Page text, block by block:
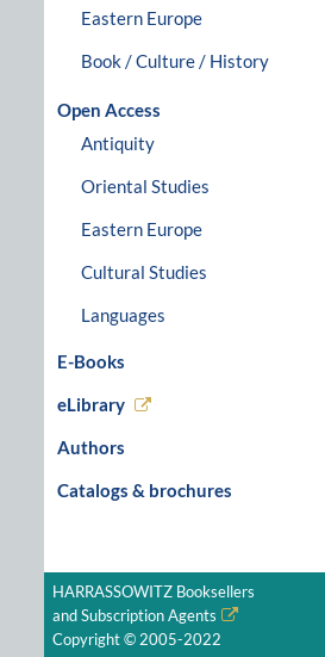
Eastern Europe
Book / Culture / History
Open Access
Antiquity
Oriental Studies
Eastern Europe
Cultural Studies
Languages
E-Books
eLibrary
Authors
Catalogs & brochures
HARRASSOWITZ Booksellers
and Subscription Agents
Copyright © 2005-2022